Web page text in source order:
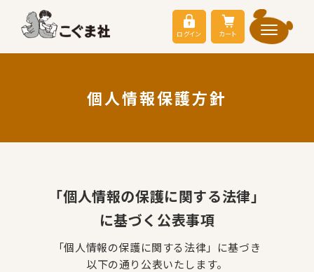
ログイン カート
個人情報保護方針
「個人情報の保護に関する法律」
に基づく公表事項
「個人情報の保護に関する法律」に基づき
以下の通り公表いたします。